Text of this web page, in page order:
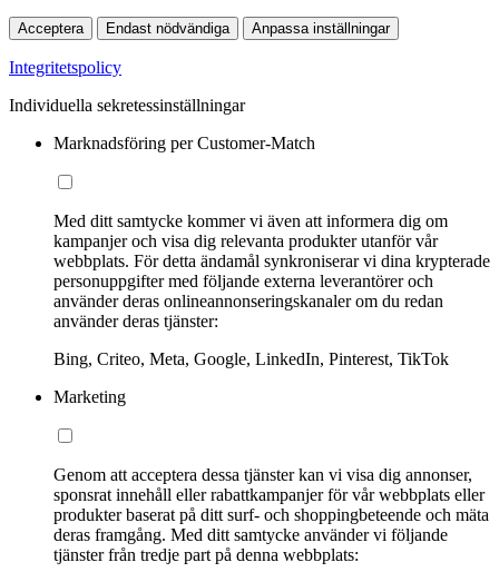
Acceptera Endast nödvändiga Anpassa inställningar
Integritetspolicy
Individuella sekretessinställningar
Marknadsföring per Customer-Match
Med ditt samtycke kommer vi även att informera dig om
kampanjer och visa dig relevanta produkter utanför vår
webbplats. För detta ändamål synkroniserar vi dina krypterade
personuppgifter med följande externa leverantörer och
använder deras onlineannonseringskanaler om du redan
använder deras tjänster:
Bing, Criteo, Meta, Google, LinkedIn, Pinterest, TikTok
Marketing
Genom att acceptera dessa tjänster kan vi visa dig annonser,
sponsrat innehåll eller rabattkampanjer för vår webbplats eller
produkter baserat på ditt surf- och shoppingbeteende och mäta
deras framgång. Med ditt samtycke använder vi följande
tjänster från tredje part på denna webbplats: